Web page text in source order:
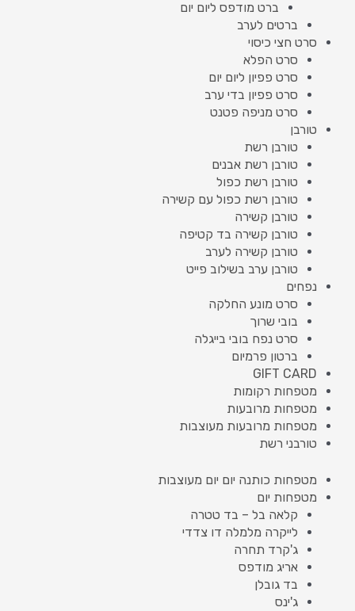
ברט מודפס ליום יום
ברטים לערב
סרט חצי כיסוי
סרט הפלא
סרט פפיון ליום יום
סרט פפיון בדי ערב
סרט מניפה פטנט
טורבן
טורבן רשת
טורבן רשת אבנים
טורבן רשת כפול
טורבן רשת כפול עם קשירה
טורבן קשירה
טורבן קשירה בד קטיפה
טורבן קשירה לערב
טורבן ערב בשילוב פייט
נפחים
סרט מונע החלקה
בובי שרוך
סרט נפח בובי בייגלה
ברטון פרמיום
GIFT CARD
מטפחות רקומות
מטפחות מרובעות
מטפחות מרובעות מעוצבות
טורבני רשת
מטפחות כותנה יום יום מעוצבות
מטפחות יום
קלאה בל – בד טטרה
לייקרה מלמלה דו צדדי
ג'קרד תחרה
אריג מודפס
בד גובלן
ג'ינס